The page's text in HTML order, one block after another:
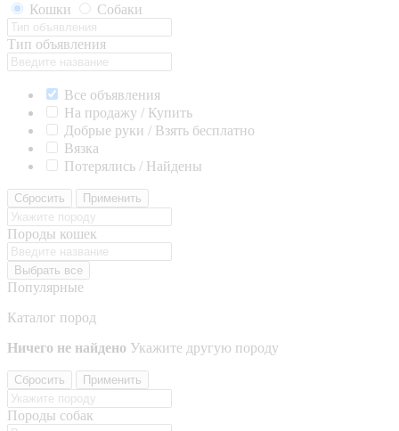
Кошки
Собаки
Тип объявления
Все объявления
На продажу / Купить
Добрые руки / Взять бесплатно
Вязка
Потерялись / Найдены
Сбросить Применить
Породы кошек
Выбрать все
Популярные
Каталог пород
Ничего не найдено Укажите другую породу
Сбросить Применить
Породы собак